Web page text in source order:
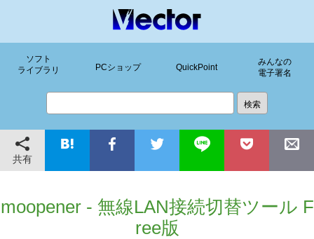
ソフト
ライブラリ
PCショップ QuickPoint
みんなの
電子署名
共有
moopener - 無線LAN接続切替ツール F
ree版